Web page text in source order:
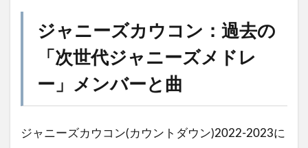
ジャニーズカウコン：過去の
「次世代ジャニーズメドレ
ー」メンバーと曲
ジャニーズカウコン(カウントダウン)2022-2023に